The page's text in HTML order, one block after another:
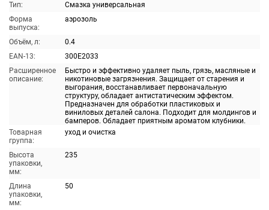
Тип:
Смазка универсальная
Форма
выпуска:
аэрозоль
Объём, л:
0.4
EAN-13:
300E2033
Расширенное
описание:
Быстро и эффективно удаляет пыль, грязь, масляные и
никотиновые загрязнения. Защищает от старения и
выгорания, восстанавливает первоначальную
структуру, обладает антистатическим эффектом.
Предназначен для обработки пластиковых и
виниловых деталей салона. Подходит для молдингов и
бамперов. Обладает приятным ароматом клубники.
Товарная
группа:
уход и очистка
Высота
упаковки,
мм:
235
Длина
упаковки,
мм:
50